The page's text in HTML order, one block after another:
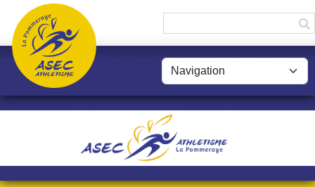
Panneau de gestion des cookies